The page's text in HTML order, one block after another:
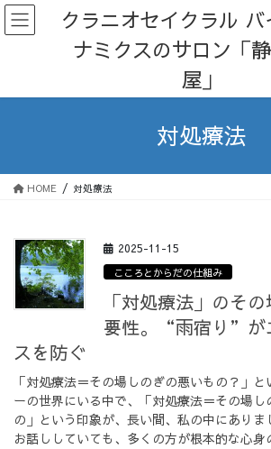
コ
ン
へ
プ
ナ
ビ
ョ
動
クラニオセイクラル バ
ナミクスのサロン「
屋」
対処療法
HOME 対処療法
2025-11-15
こころとからだの仕組み
「対処療法」のそ
要性。“雨宿り”が
スを防ぐ
「対処療法＝その場しのぎの悪いもの？」
ーの世界にいる中で、「対処療法＝その場し
の」という印象が、長い間、私の中にありま
お話ししていても、多くの方が根本的な心